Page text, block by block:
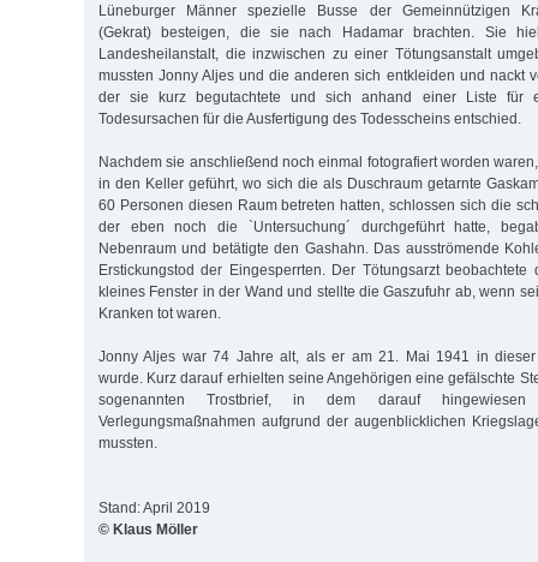
Lüneburger Männer spezielle Busse der Gemeinnützigen
(Gekrat) besteigen, die sie nach Hadamar brachten. Sie
Landesheilanstalt, die inzwischen zu einer Tötungsanstalt
mussten Jonny Aljes und die anderen sich entkleiden und nackt
der sie kurz begutachtete und sich anhand einer Liste für
Todesursachen für die Ausfertigung des Todesscheins entschied.
Nachdem sie anschließend noch einmal fotografiert worden
in den Keller geführt, wo sich die als Duschraum getarnte
60 Personen diesen Raum betreten hatten, schlossen sich die
der eben noch die `Untersuchung´ durchgeführt hatte,
Nebenraum und betätigte den Gashahn. Das ausströmende
Erstickungstod der Eingesperrten. Der Tötungsarzt
kleines Fenster in der Wand und stellte die Gaszufuhr ab, wenn
Kranken tot waren.
Jonny Aljes war 74 Jahre alt, als er am 21. Mai 1941 in dieser
wurde. Kurz darauf erhielten seine Angehörigen eine gefälschte
sogenannten Trostbrief, in dem darauf
Verlegungsmaßnahmen aufgrund der augenblicklichen
mussten.
Stand: April 2019
© Klaus Möller